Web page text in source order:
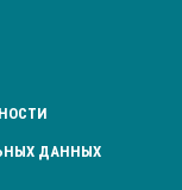
ДАННЫХ